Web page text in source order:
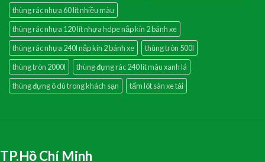
thùng rác nhựa 60 lít nhiều màu
thùng rác nhựa 120 lít nhựa hdpe nắp kín 2 bánh xe
thùng rác nhựa 240l nắp kín 2 bánh xe
thùng tròn 500l
thùng tròn 2000l
thùng đựng rác 240 lít màu xanh lá
thùng đựng ô dù trong khách sạn
tấm lót sàn xe tải
TP.Hồ Chí Minh